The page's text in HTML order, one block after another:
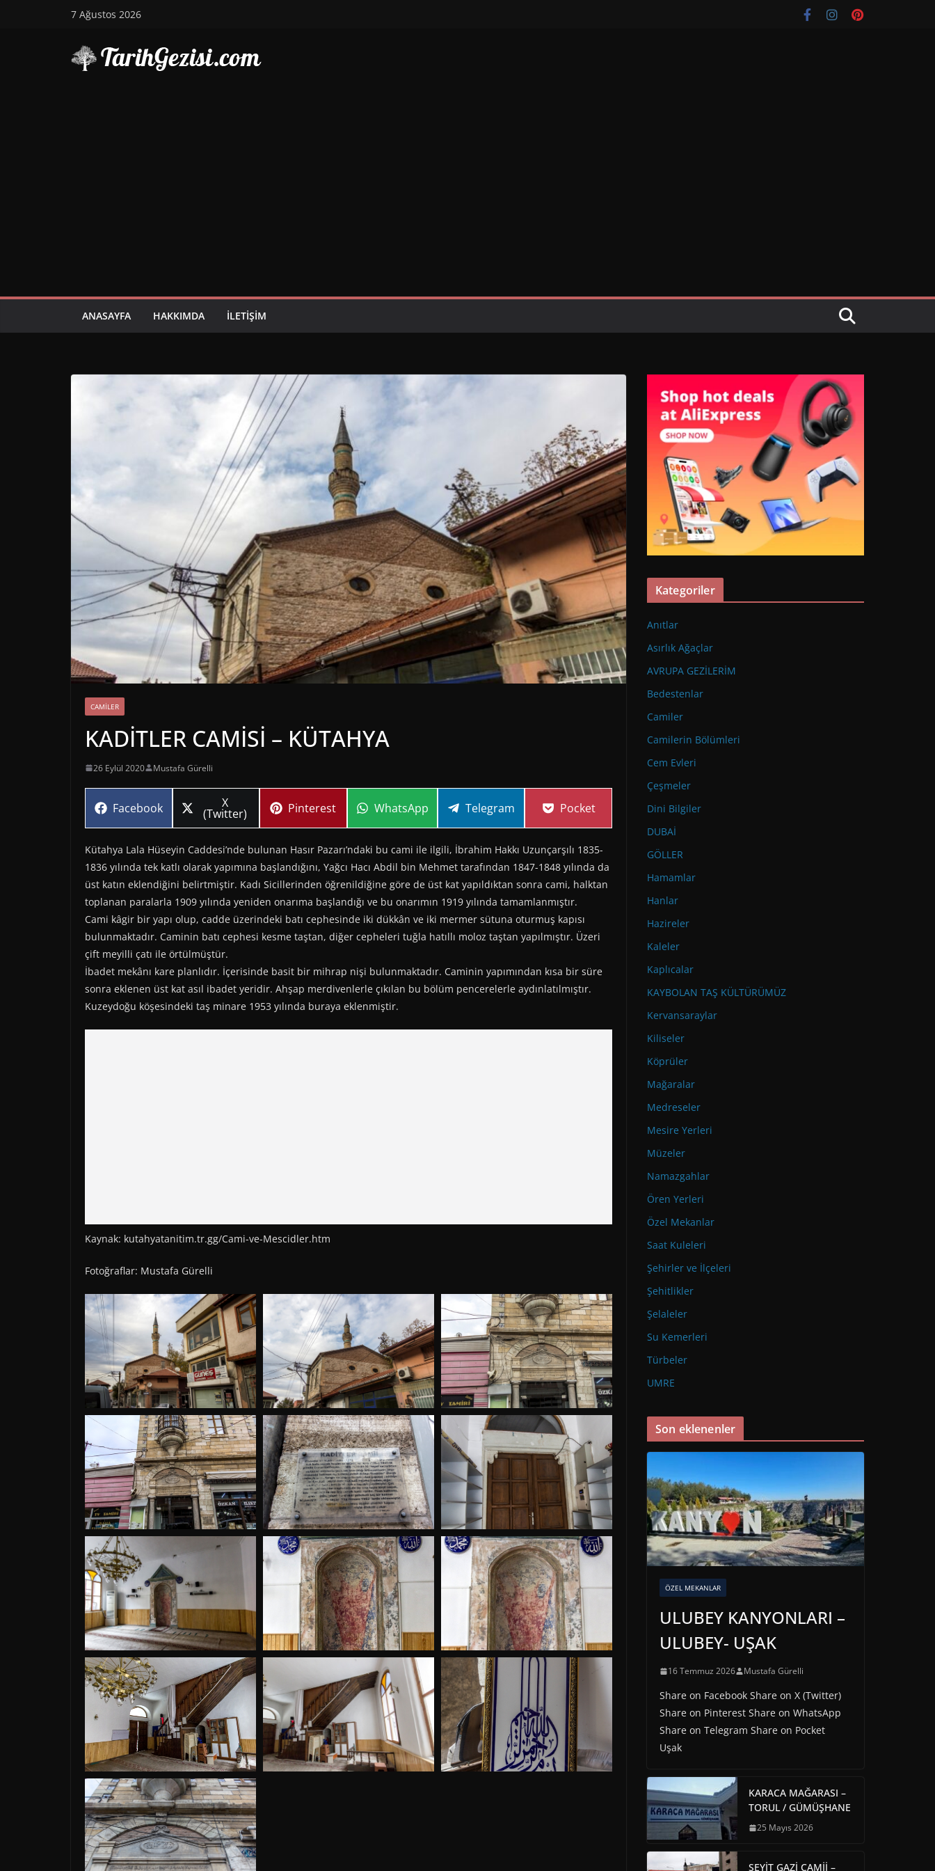
7 Ağustos 2026
ANASAYFA HAKKIMDA İLETIŞIM
CAMILER
KADİTLER CAMİSİ – KÜTAHYA
26 Eylül 2020 Mustafa Gürelli
Share
Facebook Share
on
X
(Twitter) Share
Pinterest Share
WhatsApp Share
Telegram Share
Pocket
Kütahya Lala Hüseyin Caddesi’nde bulunan Hasır Pazarı’ndaki bu cami ile ilgili, İbrahim Hakkı Uzunçarşılı 1835-
1836 yılında tek katlı olarak yapımına başlandığını, Yağcı Hacı Abdil bin Mehmet tarafından 1847-1848 yılında da
üst katın eklendiğini belirtmiştir. Kadı Sicillerinden öğrenildiğine göre de üst kat yapıldıktan sonra cami, halktan
toplanan paralarla 1909 yılında yeniden onarıma başlandığı ve bu onarımın 1919 yılında tamamlanmıştır.
Cami kâgir bir yapı olup, cadde üzerindeki batı cephesinde iki dükkân ve iki mermer sütuna oturmuş kapısı
bulunmaktadır. Caminin batı cephesi kesme taştan, diğer cepheleri tuğla hatıllı moloz taştan yapılmıştır. Üzeri
çift meyilli çatı ile örtülmüştür.
İbadet mekânı kare planlıdır. İçerisinde basit bir mihrap nişi bulunmaktadır. Caminin yapımından kısa bir süre
sonra eklenen üst kat asıl ibadet yeridir. Ahşap merdivenlerle çıkılan bu bölüm pencerelerle aydınlatılmıştır.
Kuzeydoğu köşesindeki taş minare 1953 yılında buraya eklenmiştir.
Kaynak: kutahyatanitim.tr.gg/Cami-ve-Mescidler.htm
Fotoğraflar: Mustafa Gürelli
Kategoriler
Anıtlar
Asırlık Ağaçlar
AVRUPA GEZİLERİM
Bedestenlar
Camiler
Camilerin Bölümleri
Cem Evleri
Çeşmeler
Dini Bilgiler
DUBAİ
GÖLLER
Hamamlar
Hanlar
Hazireler
Kaleler
Kaplıcalar
KAYBOLAN TAŞ KÜLTÜRÜMÜZ
Kervansaraylar
Kiliseler
Köprüler
Mağaralar
Medreseler
Mesire Yerleri
Müzeler
Namazgahlar
Ören Yerleri
Özel Mekanlar
Saat Kuleleri
Şehirler ve İlçeleri
Şehitlikler
Şelaleler
Su Kemerleri
Türbeler
UMRE
Son eklenenler
ÖZEL MEKANLAR
ULUBEY KANYONLARI –
ULUBEY- UŞAK
16 Temmuz 2026 Mustafa Gürelli
Share on Facebook Share on X (Twitter)
Share on Pinterest Share on WhatsApp
Share on Telegram Share on Pocket
Uşak
KARACA MAĞARASI –
TORUL / GÜMÜŞHANE
25 Mayıs 2026
SEYİT GAZİ CAMİİ –